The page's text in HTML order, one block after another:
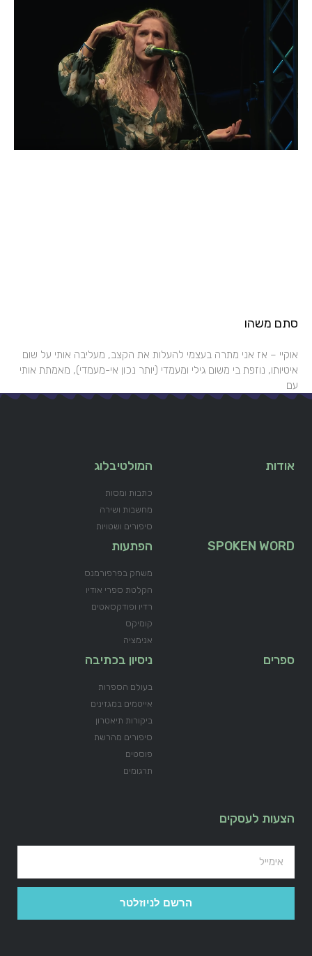
סתם משהו
אוקיי – אז אני מתרה בעצמי להעלות את הקצב, מעליבה אותי על שום
איטיותו, נוזפת בי משום גילי ומעמדי (יותר נכון אי-מעמדי), מאמתת אותי
עם
אודות המולטיבלוג
כתבות ומסות
מחשבות ושירה
סיפורים ושטויות
SPOKEN WORD הפתעות
משחק בפרפורמנס
הקלטת ספרי אודיו
רדיו ופודקסאטים
קומיקס
אנימציה
ספרים ניסיון בכתיבה
בעולם הספרות
אייטמים במגזינים
ביקורות תיאטרון
סיפורים מהרשת
פוסטים
תרגומים
הצעות לעסקים
הרשם לניוזלטר